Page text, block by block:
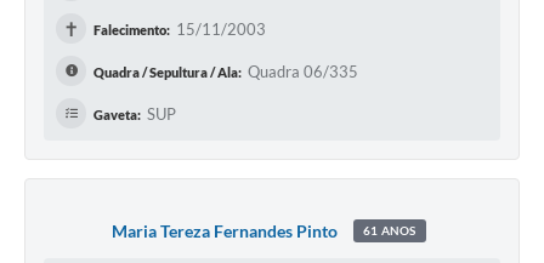
✝ Falecimento: 15/11/2003
Quadra / Sepultura / Ala: Quadra 06/335
Gaveta: SUP
Maria Tereza Fernandes Pinto 61 ANOS